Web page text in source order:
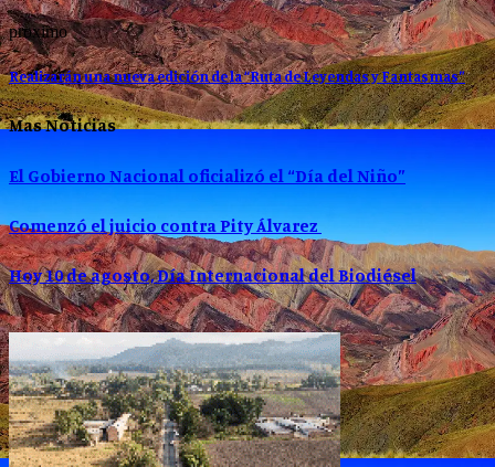
proximo
Realizarán una nueva edición de la “Ruta de Leyendas y Fantasmas”
Mas Noticias
El Gobierno Nacional oficializó el “Día del Niño”
Comenzó el juicio contra Pity Álvarez
Hoy 10 de agosto, Día Internacional del Biodiésel